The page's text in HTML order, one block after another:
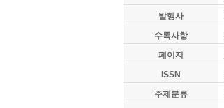
발행사
수록사항
페이지
ISSN
주제분류